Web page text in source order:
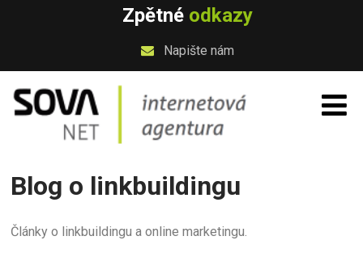
Zpětné odkazy
Napište nám
Blog o linkbuildingu
Články o linkbuildingu a online marketingu.